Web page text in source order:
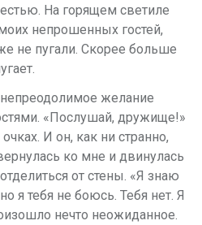
На горящем светиле
непрошенных гостей,
не пугали. Скорее больше
желание
«Послушай, дружище!»
И он, как ни странно,
ко мне и двинулась
от стены. «Я знаю
я тебя не боюсь. Тебя нет. Я
нечто неожиданное.